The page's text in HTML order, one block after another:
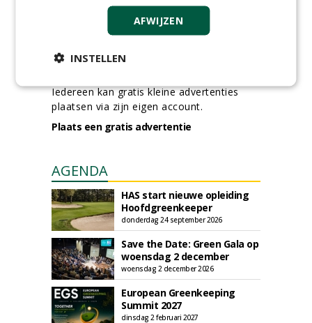
meer Groene Banen
GREEN OUTLET
Iedereen kan gratis kleine advertenties
plaatsen via zijn eigen account.
Plaats een gratis advertentie
AGENDA
HAS start nieuwe opleiding
Hoofdgreenkeeper
donderdag 24 september 2026
Save the Date: Green Gala op
woensdag 2 december
woensdag 2 december 2026
European Greenkeeping
Summit 2027
dinsdag 2 februari 2027
AFWIJZEN
INSTELLEN